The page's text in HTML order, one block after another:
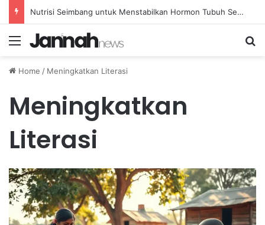
Nutrisi Seimbang untuk Menstabilkan Hormon Tubuh Secara Alami dan Aman Setiap Hari
Menu
Home / Meningkatkan Literasi
Meningkatkan
Literasi